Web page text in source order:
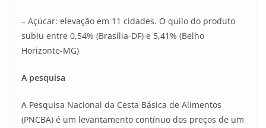
– Açúcar: elevação em 11 cidades. O quilo do produto
subiu entre 0,54% (Brasília-DF) e 5,41% (Belho
Horizonte-MG)
A pesquisa
A Pesquisa Nacional da Cesta Básica de Alimentos
(PNCBA) é um levantamento contínuo dos preços de um